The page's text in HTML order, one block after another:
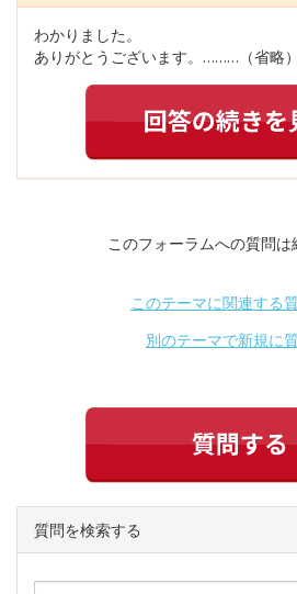
わかりました。
ありがとうございます。………（省略
このフォーラムへの質問は
このテーマに関連する
別のテーマで新規に
質問を検索する